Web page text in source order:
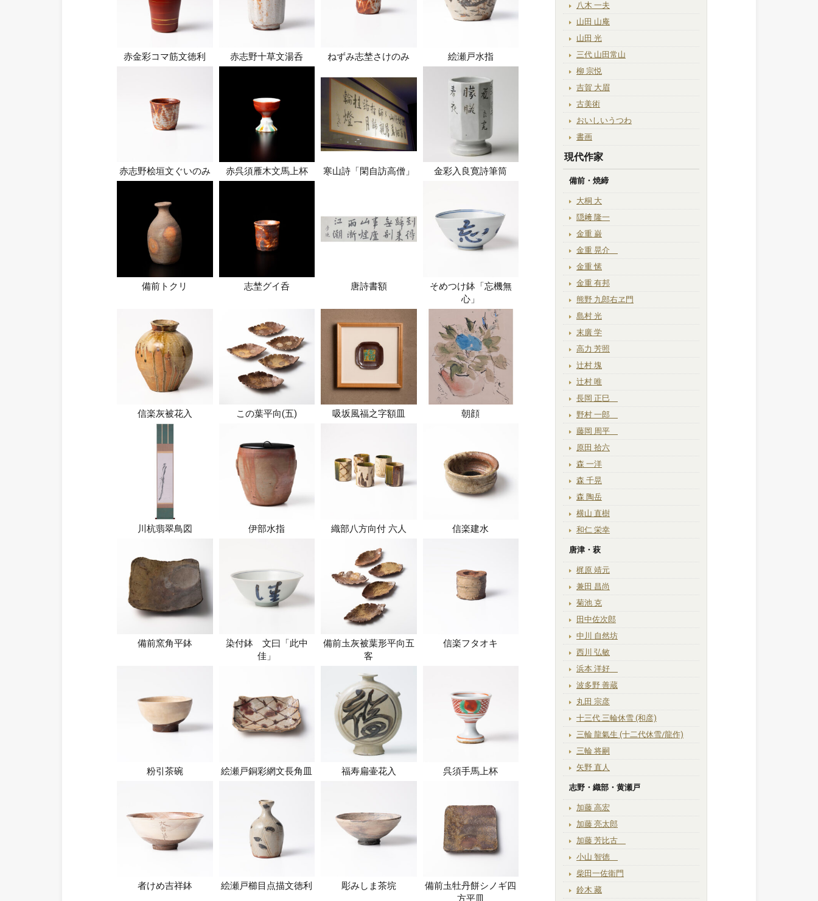
赤金彩コマ筋文徳利 赤志野十草文湯呑 ねずみ志埜さけのみ 絵瀬戸水指
赤志野桧垣文ぐいのみ 赤呉須雁木文馬上杯 寒山詩「閑自訪高僧」 金彩入良寛詩筆筒
備前トクリ 志埜グイ呑 唐詩書額
そめつけ鉢「忘機無
心」
信楽灰被花入 この葉平向(五) 吸坂風福之字額皿 朝顔
川杭翡翠鳥図 伊部水指 織部八方向付 六人 信楽建水
備前窯角平鉢
染付鉢 文曰「此中
佳」
備前圡灰被葉形平向五
客
信楽フタオキ
粉引茶碗 絵瀬戸銅彩網文長角皿 福寿扁壷花入 呉須手馬上杯
者けめ吉祥鉢 絵瀬戸櫛目点描文徳利 彫みしま茶垸
備前圡牡丹餅シノギ四
方平皿
八木 一夫
山田 山庵
山田 光
三代 山田常山
柳 宗悦
吉賀 大眉
古美術
おいしいうつわ
書画
現代作家
備前・焼締
大桐 大
隠﨑 隆一
金重 巌
金重 晃介
金重 愫
金重 有邦
熊野 九郎右ヱ門
島村 光
末廣 学
高力 芳照
辻村 塊
辻村 唯
長岡 正巳
野村 一郎
藤岡 周平
原田 拾六
森 一洋
森 千晃
森 陶岳
横山 直樹
和仁 栄幸
唐津・萩
梶原 靖元
兼田 昌尚
菊池 克
田中佐次郎
中川 自然坊
西川 弘敏
浜本 洋好
波多野 善蔵
丸田 宗彦
十三代 三輪休雪 (和彦)
三輪 龍氣生 (十二代休雪/龍作)
三輪 将嗣
矢野 直人
志野・織部・黄瀬戸
加藤 高宏
加藤 亮太郎
加藤 芳比古
小山 智徳
柴田一佐衛門
鈴木 藏